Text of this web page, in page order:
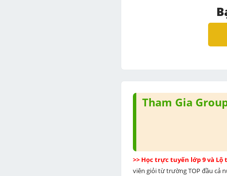
Tham Gia
>> Học trực tuyến lớp 9 và
viên giỏi từ trường TOP đầu cả